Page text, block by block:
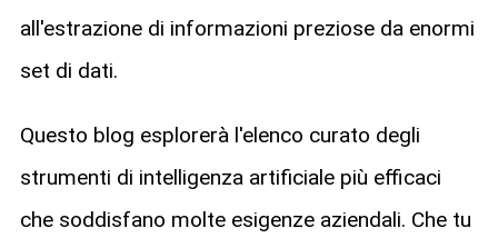
all'estrazione di informazioni preziose da enormi
set di dati.
Questo blog esplorerà l'elenco curato degli
strumenti di intelligenza artificiale più efficaci
che soddisfano molte esigenze aziendali. Che tu